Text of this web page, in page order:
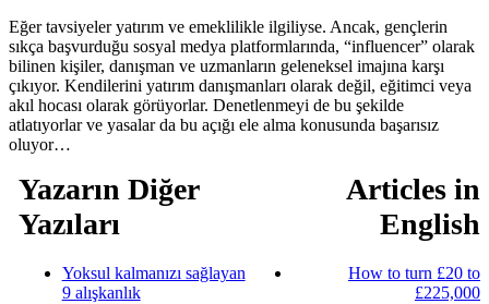
Eğer tavsiyeler yatırım ve emeklilikle ilgiliyse. Ancak, gençlerin
sıkça başvurduğu sosyal medya platformlarında, “influencer” olarak
bilinen kişiler, danışman ve uzmanların geleneksel imajına karşı
çıkıyor. Kendilerini yatırım danışmanları olarak değil, eğitimci veya
akıl hocası olarak görüyorlar. Denetlenmeyi de bu şekilde
atlatıyorlar ve yasalar da bu açığı ele alma konusunda başarısız
oluyor…
Yazarın Diğer
Yazıları
Yoksul kalmanızı sağlayan
9 alışkanlık
Articles in
English
How to turn £20 to
£225,000